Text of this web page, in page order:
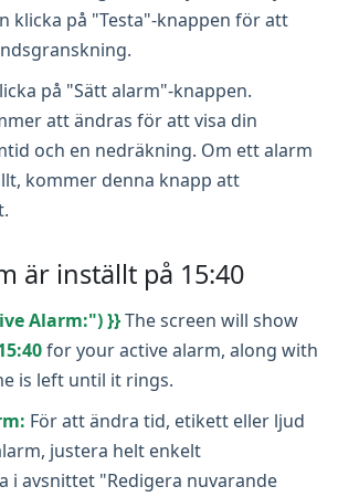
klicka på "Testa"-knappen för att
på "Sätt alarm"-knappen.
att ändras för att visa din
och en nedräkning. Om ett alarm
kommer denna knapp att
är inställt på 15:40
Alarm:") }}The screen will show
for your active alarm, along with
is left until it rings.
För att ändra tid, etikett eller ljud
justera helt enkelt
i avsnittet "Redigera nuvarande